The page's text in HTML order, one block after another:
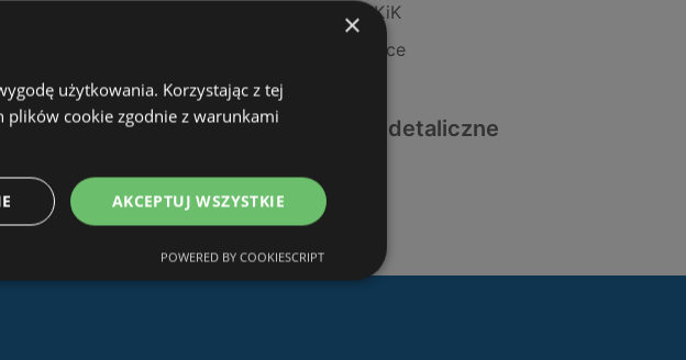
Aktualne gazetki KiK
Sklepy CCC w Police
Podobne sklepy detaliczne
Oferty KiK
×
użytkowania. Korzystając z tej
plików cookie zgodnie z warunkami
AKCEPTUJ WSZYSTKIE
POWERED BY COOKIESCRIPT